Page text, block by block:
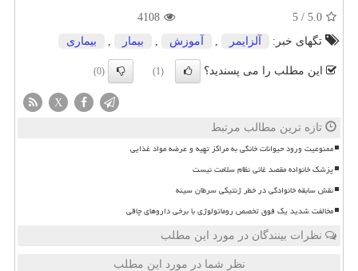
5.0
/
5
4108
تگهای خبر:
آلزایمر آموزش بیمار بیماری
این مطلب را می پسندید؟ (1)
(0)
X
تازه ترین مطالب مرتبط
ممنوعیت ورود حیوانات خانگی به مراکز تهیه و عرضه مواد غذایی
پزشک خانواده مقصد غائی نظام سلامت نیست
نقش سابقه خانوادگی در خطر ژنتیکی سرطان سینه
مخالفت شدید یک فوق تخصص روماتولوژی با برخی داروهای چاقی
نظرات بینندگان در مورد این مطلب
نظر شما در مورد این مطلب